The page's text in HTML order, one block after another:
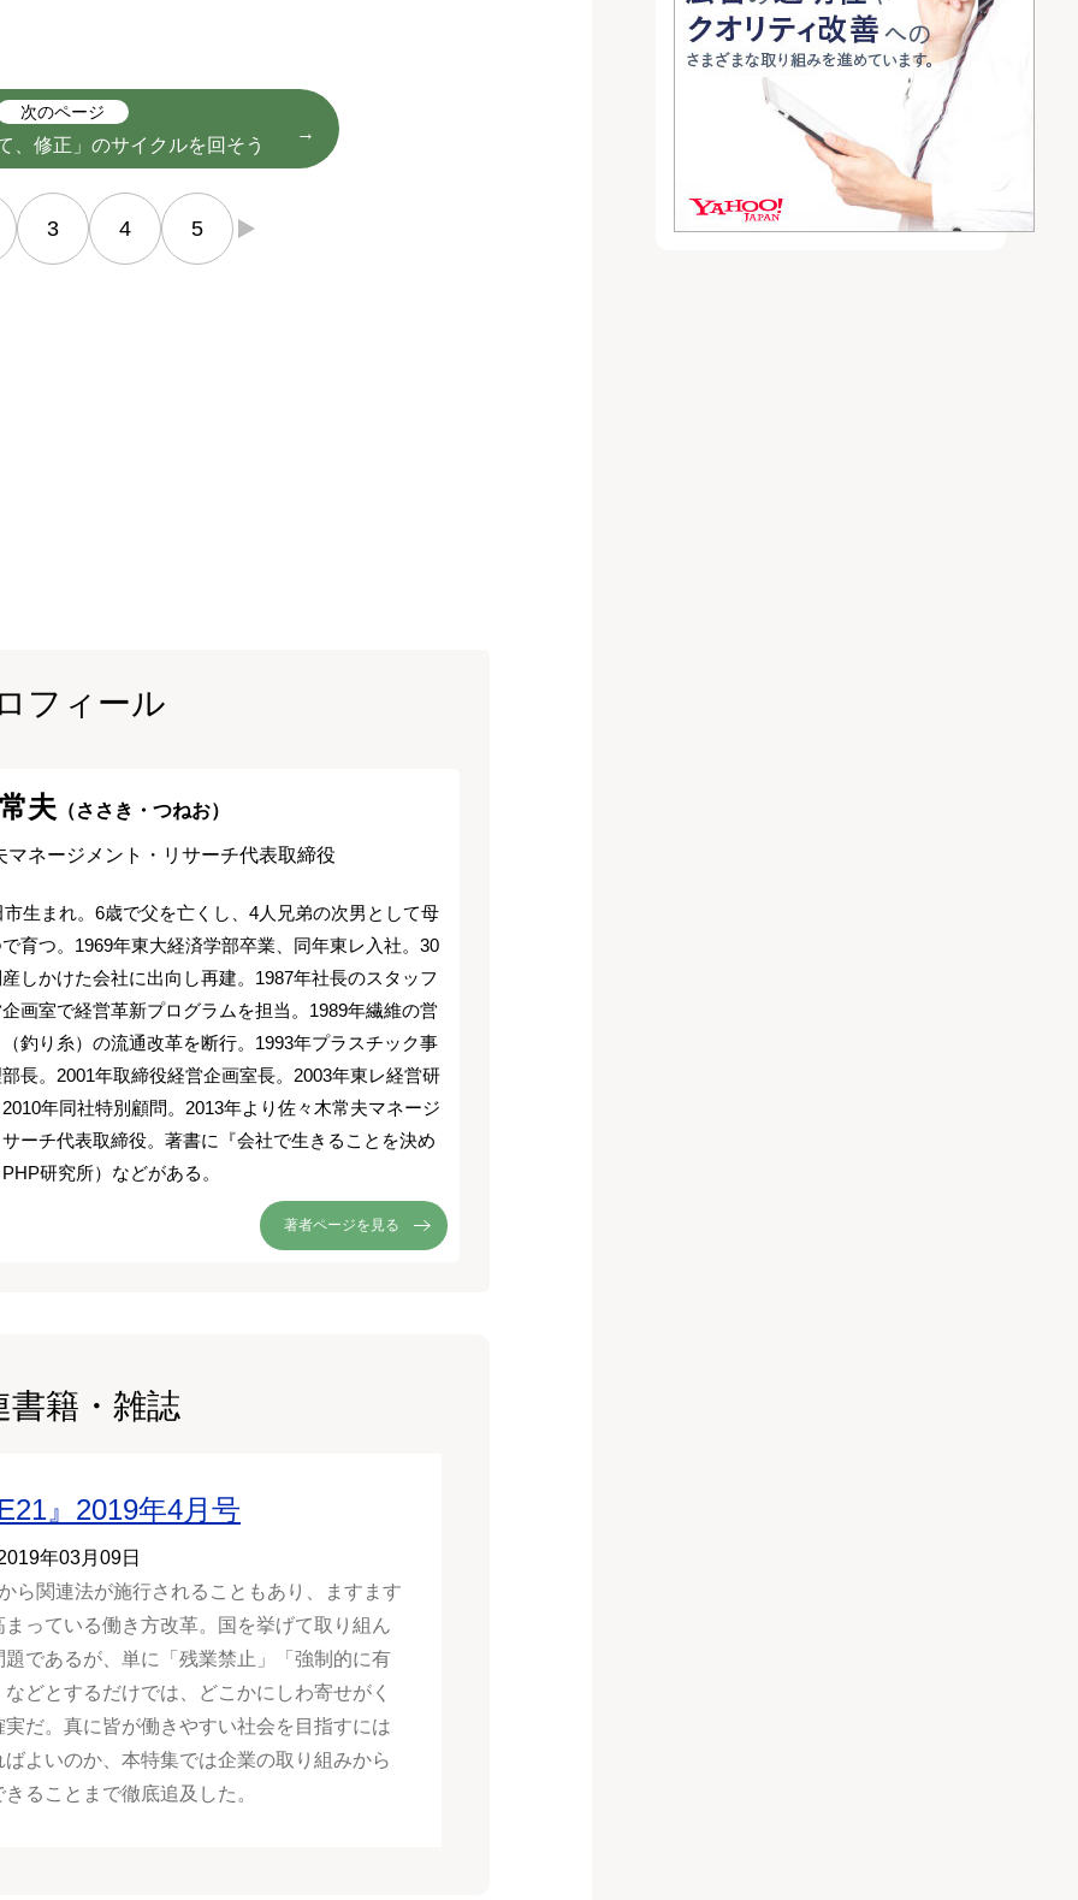
次のページ
、修正」のサイクルを回そう
3 4 5 →
フィール
夫 （ささき・つねお）
マネージメント・リサーチ代表取締役
市生まれ。6歳で父を亡くし、4人兄弟の次男として母
育つ。1969年東大経済学部卒業、同年東レ入社。30
しかけた会社に出向し再建。1987年社長のスタッフ
画室で経営革新プログラムを担当。1989年繊維の営
釣り糸）の流通改革を断行。1993年プラスチック事
長。2001年取締役経営企画室長。2003年東レ経営研
年同社特別顧問。2013年より佐々木常夫マネージ
ーチ代表取締役。著書に『会社で生きることを決め
研究所）などがある。
著者ページを見る
書籍・雑誌
』2019年4月号
年03月09日
ら関連法が施行されることもあり、ますます
まっている働き方改革。国を挙げて取り組ん
題であるが、単に「残業禁止」「強制的に有
などとするだけでは、どこかにしわ寄せがく
実だ。真に皆が働きやすい社会を目指すには
ばよいのか、本特集では企業の取り組みから
ることまで徹底追及した。